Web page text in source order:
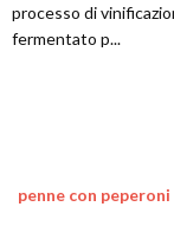
processo di
fermentato p...
penne con peperoni